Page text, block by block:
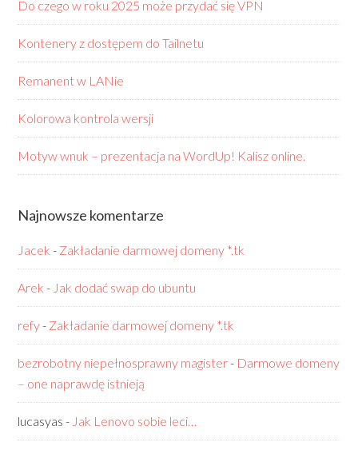
Do czego w roku 2025 może przydać się VPN
Kontenery z dostępem do Tailnetu
Remanent w LANie
Kolorowa kontrola wersji
Motyw wnuk – prezentacja na WordUp! Kalisz online.
Najnowsze komentarze
Jacek - Zakładanie darmowej domeny *.tk
Arek - Jak dodać swap do ubuntu
refy- Zakładanie darmowej domeny *.tk
bezrobotny niepełnosprawny magister- Darmowe domeny
– one naprawdę istnieją
lucasyas - Jak Lenovo sobie leci…